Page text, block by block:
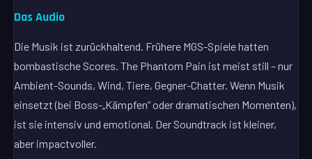
Das Audio
Die Musik ist zurückhaltend. Frühere MGS-Spiele hatten
bombastische Scores. The Phantom Pain ist meist still – nur
Ambient-Sounds, Wind, Tiere, Gegner-Chatter. Wenn Musik
einsetzt (bei Boss-„Kämpfen“ oder dramatischen Momenten),
ist sie intensiv und emotional. Der Soundtrack ist kleiner,
aber impactvoller.